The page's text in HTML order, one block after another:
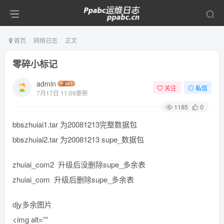
首页 网络日志 正文
零碎小标记
admin
7月17日 11:09更新
关注 私信
1185 0
bbszhuiai1.tar 为20081213完整数据包
bbszhuiai2.tar 为20081213 supe_数据包
zhuiai_com2 升级后没删除supe_多余表
zhuiai_com 升级后删除supe_多余表
djy多余图片
<img alt=””